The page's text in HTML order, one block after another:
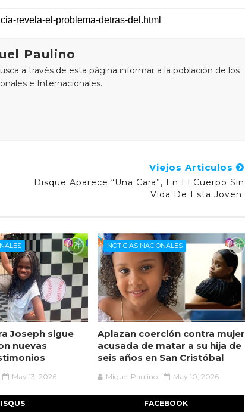
Paulino
a través de esta página informar a la población de los
e Internacionales.
Viejos Articulos
Disque Aparece “una Cara”, En El Cuerpo Sin
Vida De Esta Joven.
Joseph sigue
nuevas
May 13, 2026
NOTICIAS NACIONALES
Aplazan coerción contra mujer
acusada de matar a su hija de
seis años en San Cristóbal
Miguel Paulino May 10, 2026
FACEBOOK